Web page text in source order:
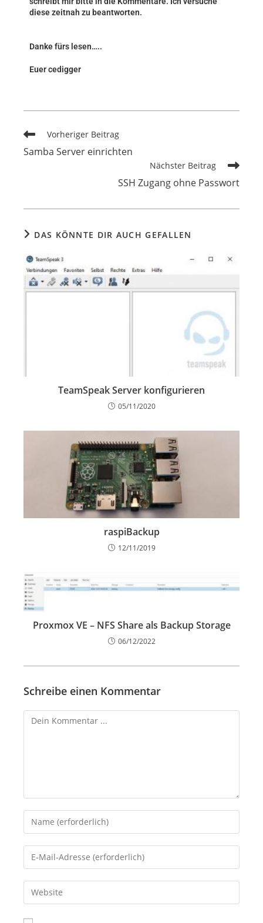
diese zeitnah zu beantworten.
Danke fürs lesen…..
Euer cedigger
Vorheriger Beitrag
Samba Server einrichten
Nächster Beitrag
SSH Zugang ohne Passwort
DAS KÖNNTE DIR AUCH GEFALLEN
TeamSpeak Server konfigurieren
05/11/2020
raspiBackup
12/11/2019
Proxmox VE – NFS Share als Backup Storage
06/12/2022
Schreibe einen Kommentar